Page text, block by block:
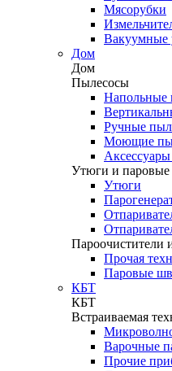
Мясорубки
Вакуумные
Дом
Дом
Пылесосы
Напольные
Ручные
Моющие
Утюги и паровые
Утюги
Пароочистители
Прочая
Паровые
КБТ
КБТ
Встраиваемая
Варочные
Прочие